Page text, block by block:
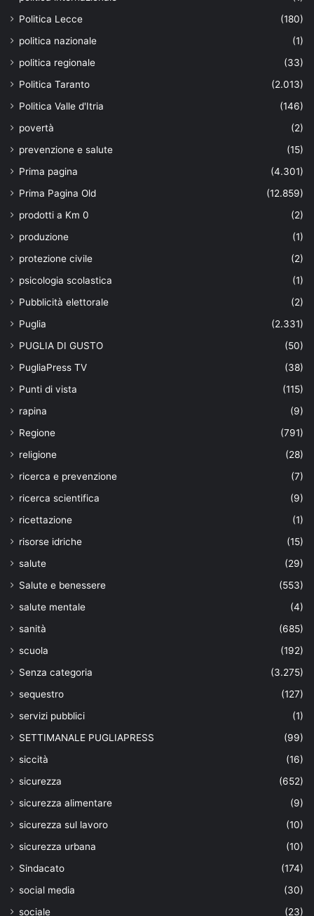
Politica Lecce
(180)
politica nazionale
(1)
politica regionale
(33)
Politica Taranto
(2.013)
Politica Valle d'Itria
(146)
povertà
(2)
prevenzione e salute
(15)
Prima pagina
(4.301)
Prima Pagina Old
(12.859)
prodotti a Km 0
(2)
produzione
(1)
protezione civile
(2)
psicologia scolastica
(1)
Pubblicità elettorale
(2)
Puglia
(2.331)
PUGLIA DI GUSTO
(50)
PugliaPress TV
(38)
Punti di vista
(115)
rapina
(9)
Regione
(791)
religione
(28)
ricerca e prevenzione
(7)
ricerca scientifica
(9)
ricettazione
(1)
risorse idriche
(15)
salute
(29)
Salute e benessere
(553)
salute mentale
(4)
sanità
(685)
scuola
(192)
Senza categoria
(3.275)
sequestro
(127)
servizi pubblici
(1)
SETTIMANALE PUGLIAPRESS
(99)
siccità
(16)
sicurezza
(652)
sicurezza alimentare
(9)
sicurezza sul lavoro
(10)
sicurezza urbana
(10)
Sindacato
(174)
social media
(30)
sociale
(23)